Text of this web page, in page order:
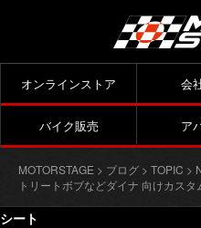
オンラインストア 会
バイク販売 ア
MOTORSTAGE > ブログ > TOPIC >
トリートボブなどダイナ 向けカスタ
シート